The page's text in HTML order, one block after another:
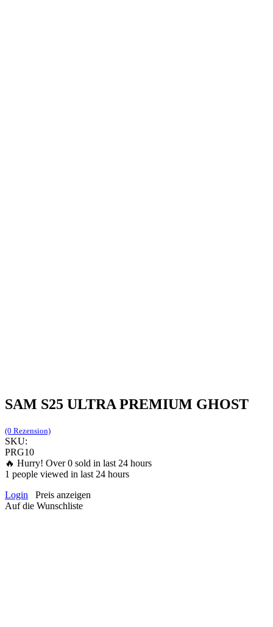
SAM S25 ULTRA PREMIUM GHOST
(0 Rezension)
SKU:
PRG10
🔥 Hurry! Over0 sold in last 24 hours
1 people viewed in last 24 hours
Login
Preis anzeigen
Auf die Wunschliste